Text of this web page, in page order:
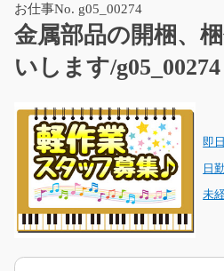
お仕事No. g05_00274
金属部品の開梱、
いします/g05_00274
即
日
未